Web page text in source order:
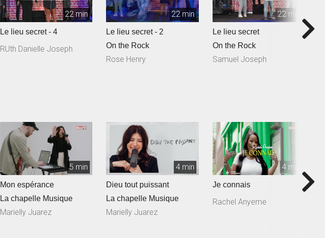
22 min
Le lieu secret - 4
RUth Danielle Joseph
22 min
Le lieu secret - 2
On the Rock
Rose Henry
22 min
Le lieu secret
On the Rock
Samuel Joseph
5 min
Mon espérance
La chapelle Musique
Marielly Juarez
4 min
Dieu tout puissant
La chapelle Musique
Marielly Juarez
4 min
Je connais
Rachel Anyeme